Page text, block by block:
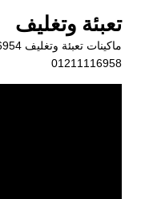
المحتوى
تعبئة وتغليف
01211116958